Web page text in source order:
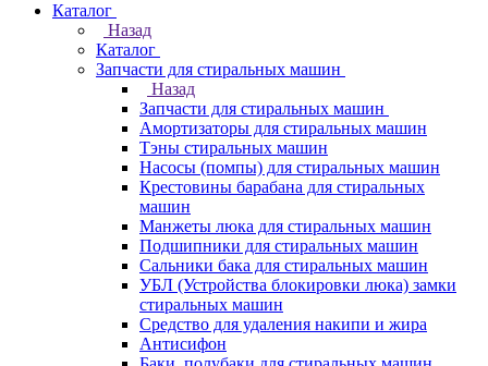
Каталог
Назад
Каталог
Запчасти для стиральных машин
Назад
Запчасти для стиральных машин
Амортизаторы для стиральных машин
Тэны стиральных машин
Насосы (помпы) для стиральных машин
Крестовины барабана для стиральных
машин
Манжеты люка для стиральных машин
Подшипники для стиральных машин
Сальники бака для стиральных машин
УБЛ (Устройства блокировки люка) замки
стиральных машин
Средство для удаления накипи и жира
Антисифон